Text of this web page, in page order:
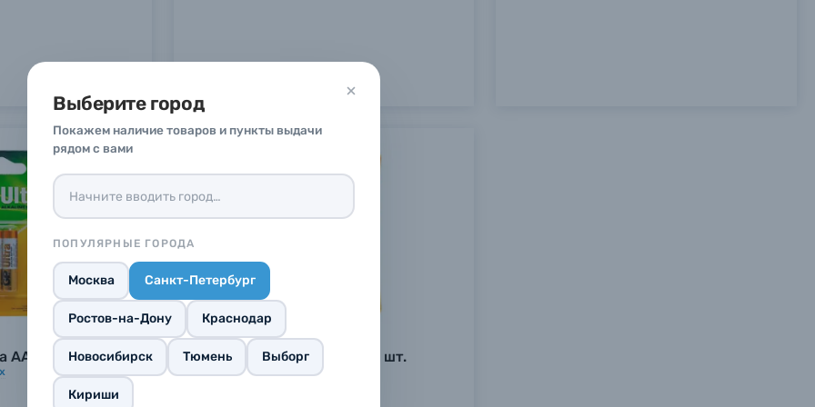
Выберите город
Покажем наличие товаров и пункты выдачи
рядом с вами
ПОПУЛЯРНЫЕ ГОРОДА
Москва Санкт-Петербург
Ростов-на-Дону Краснодар
Новосибирск Тюмень Выборг
Кириши
телефона*
телефона*
AAA, 2 шт. Батарейки GP Ultra AAA, 4 шт.
В наличиив магазинах
телефона*